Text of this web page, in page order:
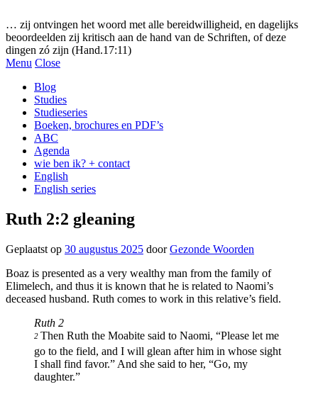
… zij ontvingen het woord met alle bereidwilligheid, en dagelijks
beoordeelden zij kritisch aan de hand van de Schriften, of deze
dingen zó zijn (Hand.17:11)
Menu Close
Blog
Studies
Studieseries
Boeken, brochures en PDF’s
ABC
Agenda
wie ben ik? + contact
English
English series
Ruth 2:2 gleaning
Geplaatst op 30 augustus 2025 doorGezonde Woorden
Boaz is presented as a very wealthy man from the family of
Elimelech, and thus it is known that he is related to Naomi’s
deceased husband. Ruth comes to work in this relative’s field.
Ruth 2
2 Then Ruth the Moabite said to Naomi, “Please let me
go to the field, and I will glean after him in whose sight
I shall find favor.” And she said to her, “Go, my
daughter.”